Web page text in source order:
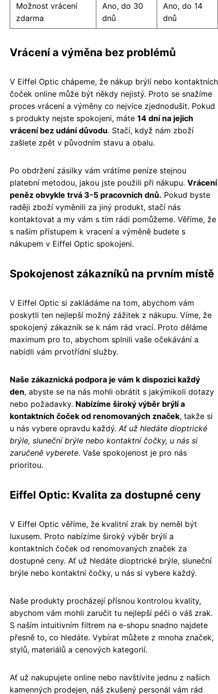
Možnost vrácení
zdarma
Ano, do 30
dnů
Ano, do 14
dnů
Vrácení a výměna bez problémů
V Eiffel Optic chápeme, že nákup brýlí nebo kontaktních
čoček online může být někdy nejistý. Proto se snažíme
proces vrácení a výměny co nejvíce zjednodušit. Pokud
s produkty nejste spokojeni, máte 14 dní na jejich
vrácení bez udání důvodu. Stačí, když nám zboží
zašlete zpět v původním stavu a obalu.
Po obdržení zásilky vám vrátíme peníze stejnou
platební metodou, jakou jste použili při nákupu. Vrácení
peněz obvykle trvá 3-5 pracovních dnů. Pokud byste
raději zboží vyměnili za jiný produkt, stačí nás
kontaktovat a my vám s tím rádi pomůžeme. Věříme, že
s naším přístupem k vracení a výměně budete s
nákupem v Eiffel Optic spokojeni.
Spokojenost zákazníků na prvním místě
V Eiffel Optic si zakládáme na tom, abychom vám
poskytli ten nejlepší možný zážitek z nákupu. Víme, že
spokojený zákazník se k nám rád vrací. Proto děláme
maximum pro to, abychom splnili vaše očekávání a
nabídli vám prvotřídní služby.
Naše zákaznická podpora je vám k dispozici každý
den, abyste se na nás mohli obrátit s jakýmikoli dotazy
nebo požadavky. Nabízíme široký výběr brýlí a
kontaktních čoček od renomovaných značek, takže si
u nás vybere opravdu každý.Ať už hledáte dioptrické
brýle, sluneční brýle nebo kontaktní čočky, u nás si
zaručeně vyberete. Vaše spokojenost je pro nás
prioritou.
Eiffel Optic: Kvalita za dostupné ceny
V Eiffel Optic věříme, že kvalitní zrak by neměl být
luxusem. Proto nabízíme široký výběr brýlí a
kontaktních čoček od renomovaných značek za
dostupné ceny. Ať už hledáte dioptrické brýle, sluneční
brýle nebo kontaktní čočky, u nás si vybere každý.
Naše produkty procházejí přísnou kontrolou kvality,
abychom vám mohli zaručit tu nejlepší péči o váš zrak.
S naším intuitivním filtrem na e-shopu snadno najdete
přesně to, co hledáte. Vybírat můžete z mnoha značek,
stylů, materiálů a cenových kategorií.
Ať už nakupujete online nebo navštívite jednu z našich
kamenných prodejen, náš zkušený personál vám rád